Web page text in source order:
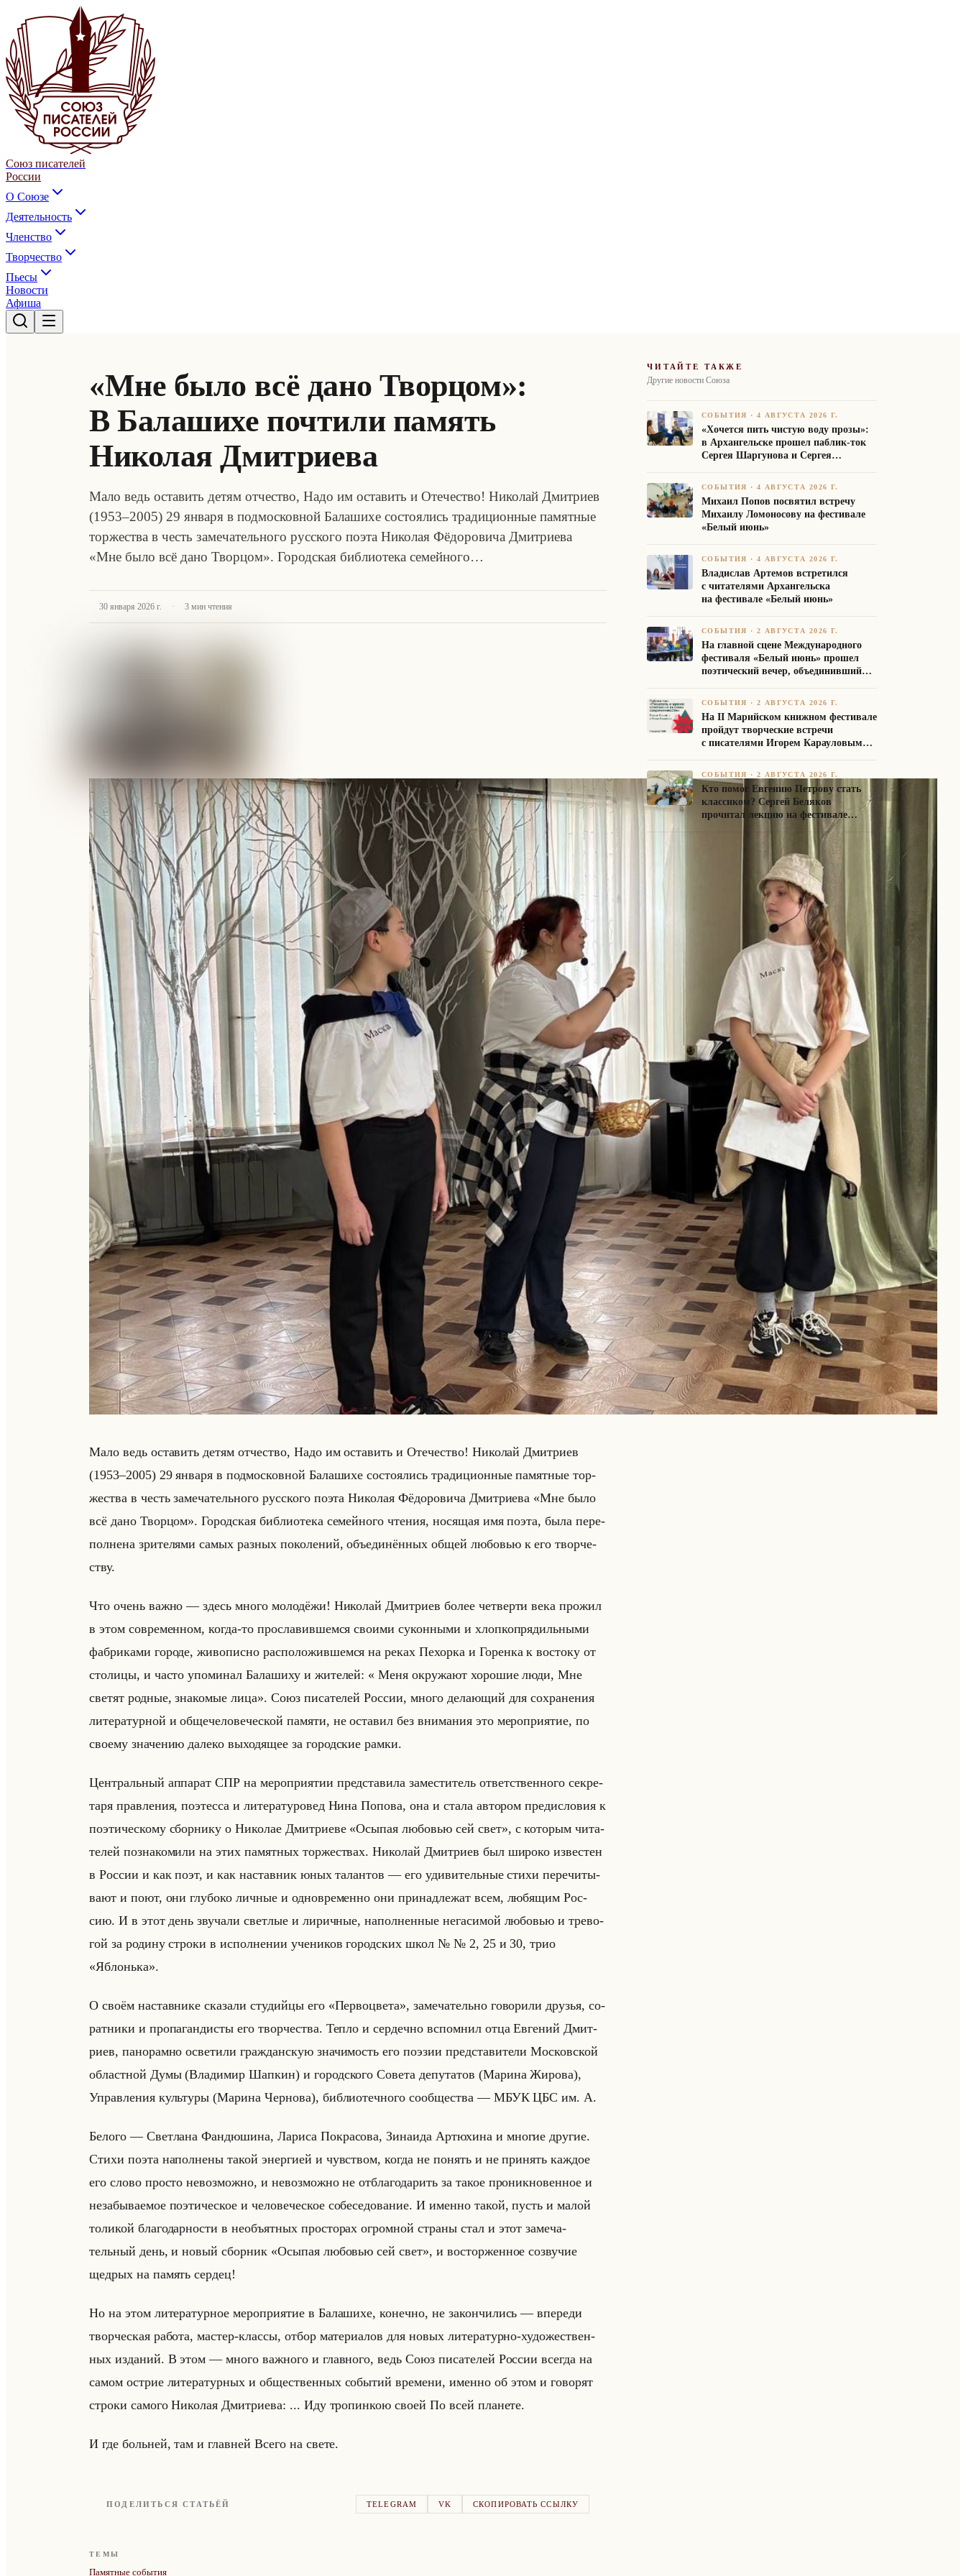
Союз писателей
России
О Союзе
Деятельность
Членство
Творчество
Пьесы
Новости
Афиша
«Мне было всё дано Творцом»:
В Балашихе почтили память
Николая Дмитриева
Мало ведь оставить детям отчество, Надо им оставить и Отечество! Николай Дмитриев
(1953–2005) 29 января в подмосковной Балашихе состоялись традиционные памятные
торжества в честь замечательного русского поэта Николая Фёдоровича Дмитриева
«Мне было всё дано Творцом». Городская библиотека семейного…
30 января 2026 г. · 3 мин чтения
Мало ведь оста­вить детям от­че­ство, Надо им оста­вить и Оте­че­ство! Ни­ко­лай Дмит­ри­ев
(1953–2005) 29 ян­ва­ря в под­мос­ков­ной Ба­ла­ши­хе со­сто­ялись тра­ди­ци­он­ные па­мят­ные тор­
же­ства в честь за­ме­ча­тельно­го рус­ско­го поэта Ни­ко­лая Фё­до­ро­ви­ча Дмит­ри­ева «Мне было
всё дано Творцом». Го­род­ская биб­лио­те­ка се­мейно­го чте­ния, но­ся­щая имя поэта, была пе­ре­
пол­не­на зри­те­ля­ми самых раз­ных по­ко­ле­ний, объеди­нён­ных общей лю­бо­вью к его твор­че­
ству.
Что очень важно — здесь много мо­ло­дё­жи! Ни­ко­лай Дмит­ри­ев более чет­вер­ти века про­жил
в этом со­вре­мен­ном, когда-то про­сла­вив­шем­ся сво­ими су­кон­ны­ми и хлоп­ко­пря­дильны­ми
фаб­ри­ка­ми го­ро­де, жи­во­пис­но рас­по­ло­жив­шем­ся на реках Пе­хор­ка и Го­рен­ка к во­сто­ку от
сто­ли­цы, и часто упо­ми­нал Ба­ла­ши­ху и жи­те­лей: « Меня окружают хорошие люди, Мне
светят родные, знакомые лица». Союз пи­са­те­лей Рос­сии, много де­ла­ющий для со­хра­не­ния
ли­те­ра­тур­ной и об­ще­че­ло­ве­че­ской па­мя­ти, не оста­вил без вни­ма­ния это ме­ро­при­ятие, по
сво­ему зна­че­нию да­ле­ко вы­хо­дя­щее за го­род­ские рамки.
Цен­тральный ап­па­рат СПР на ме­ро­при­ятии пред­ста­ви­ла за­ме­сти­тель от­вет­ствен­но­го сек­ре­
та­ря прав­ле­ния, по­этес­са и ли­те­ра­ту­ро­вед Нина По­по­ва, она и стала ав­то­ром пре­ди­сло­вия к
по­эти­че­ско­му сбор­ни­ку о Ни­ко­лае Дмит­ри­еве «Осыпая любовью сей свет», с ко­то­рым чи­та­
те­лей по­зна­ко­ми­ли на этих па­мят­ных тор­же­ствах. Ни­ко­лай Дмит­ри­ев был ши­ро­ко из­ве­стен
в Рос­сии и как поэт, и как на­став­ник юных та­лан­тов — его уди­ви­тельные стихи пе­ре­чи­ты­
ва­ют и поют, они глу­бо­ко лич­ные и од­но­вре­мен­но они при­над­ле­жат всем, лю­бя­щим Рос­
сию. И в этот день зву­ча­ли свет­лые и ли­рич­ные, на­пол­нен­ные нега­си­мой лю­бо­вью и тре­во­
гой за ро­ди­ну стро­ки в ис­пол­не­нии уче­ни­ков го­род­ских школ № № 2, 25 и 30, трио
«Яблонька».
О своём на­став­ни­ке ска­за­ли сту­дийцы его «Первоцвета», за­ме­ча­тельно го­во­ри­ли дру­зья, со­
рат­ни­ки и про­па­ган­ди­сты его твор­че­ства. Тепло и сер­деч­но вспом­нил отца Ев­ге­ний Дмит­
ри­ев, па­но­рам­но осве­ти­ли граж­дан­скую зна­чи­мость его по­эзии пред­ста­ви­те­ли Мос­ков­ской
об­ласт­ной Думы (Вла­ди­мир Шап­кин) и го­род­ско­го Со­ве­та де­пу­та­тов (Ма­ри­на Жи­ро­ва),
Управ­ле­ния культу­ры (Ма­ри­на Чер­но­ва), биб­лио­теч­но­го со­об­ще­ства — МБУК ЦБС им. А.
Бе­ло­го — Свет­ла­на Фандю­ши­на, Ла­ри­са По­кра­со­ва, Зи­на­ида Ар­тю­хи­на и мно­гие дру­гие.
Стихи поэта на­пол­не­ны такой энер­ги­ей и чув­ством, когда не по­нять и не при­нять каж­дое
его слово про­сто невоз­мож­но, и невоз­мож­но не от­бла­го­да­рить за такое про­ник­но­вен­ное и
неза­бы­ва­емое по­эти­че­ское и че­ло­ве­че­ское со­бе­се­до­ва­ние. И имен­но такой, пусть и малой
то­ли­кой бла­го­дар­но­сти в необъят­ных про­сто­рах огром­ной стра­ны стал и этот за­ме­ча­
тельный день, и новый сбор­ник «Осыпая любовью сей свет», и вос­тор­жен­ное со­зву­чие
щед­рых на па­мять сер­дец!
Но на этом ли­те­ра­тур­ное ме­ро­при­ятие в Ба­ла­ши­хе, ко­неч­но, не за­кон­чи­лись — впе­ре­ди
твор­че­ская ра­бо­та, ма­стер-клас­сы, отбор ма­те­ри­алов для новых ли­те­ра­тур­но-ху­до­же­ствен­
ных из­да­ний. В этом — много важ­но­го и глав­но­го, ведь Союз пи­са­те­лей Рос­сии все­гда на
самом острие ли­те­ра­тур­ных и об­ще­ствен­ных со­бы­тий вре­ме­ни, имен­но об этом и го­во­рят
стро­ки са­мо­го Ни­ко­лая Дмит­ри­ева: ... Иду тро­пин­кою своей По всей пла­не­те.
И где больней, там и глав­ней Всего на свете.
ПОДЕЛИТЬСЯ СТАТЬЁЙ TELEGRAM VK СКОПИРОВАТЬ ССЫЛКУ
ТЕМЫ
Памятные события
ЧИТАЙТЕ ТАКЖЕ
Другие новости Союза
СОБЫТИЯ ·4 АВГУСТА 2026 Г.
«Хочется пить чистую воду прозы»:
в Архангельске прошел паблик-ток
Сергея Шаргунова и Сергея
СОБЫТИЯ ·4 АВГУСТА 2026 Г.
Михаил Попов посвятил встречу
Михаилу Ломоносову на фестивале
«Белый июнь»
СОБЫТИЯ ·4 АВГУСТА 2026 Г.
Владислав Артемов встретился
с читателями Архангельска
на фестивале «Белый июнь»
СОБЫТИЯ ·2 АВГУСТА 2026 Г.
На главной сцене Международного
фестиваля «Белый июнь» прошел
поэтический вечер, объединивший
СОБЫТИЯ ·2 АВГУСТА 2026 Г.
На II Марийском книжном фестивале
пройдут творческие встречи
с писателями Игорем Карауловым
СОБЫТИЯ ·2 АВГУСТА 2026 Г.
Кто помог Евгению Петрову стать
классиком? Сергей Беляков
прочитал лекцию на фестивале